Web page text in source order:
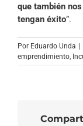
que también
tengan éxito”.
Por Eduardo Unda
emprendimiento,